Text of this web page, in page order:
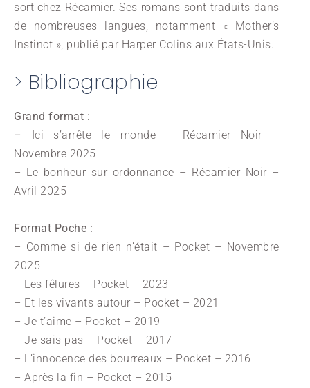
sort chez Récamier. Ses romans sont traduits dans
de nombreuses langues, notamment « Mother’s
Instinct », publié par Harper Colins aux États-Unis.
> Bibliographie
Grand format :
– Ici s’arrête le monde – Récamier Noir –
Novembre 2025
– Le bonheur sur ordonnance – Récamier Noir –
Avril 2025
Format Poche :
– Comme si de rien n’était – Pocket – Novembre
2025
– Les fêlures – Pocket – 2023
– Et les vivants autour – Pocket – 2021
– Je t’aime – Pocket – 2019
– Je sais pas – Pocket – 2017
– L’innocence des bourreaux – Pocket – 2016
– Après la fin – Pocket – 2015